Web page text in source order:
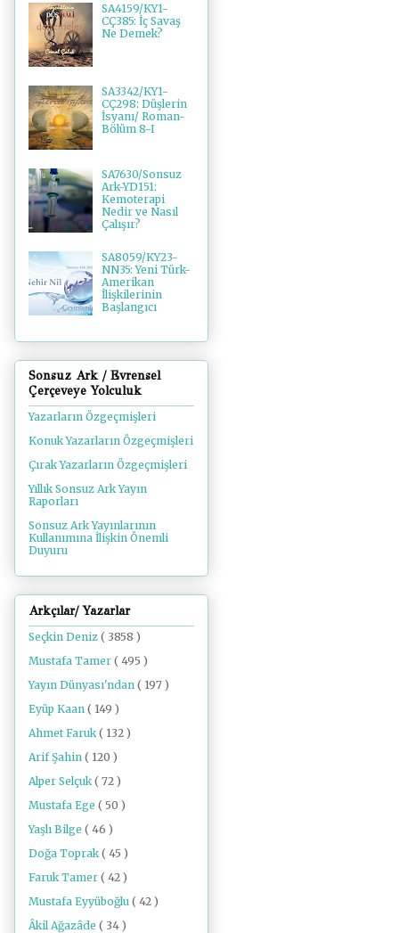
SA4159/KY1-
CÇ385: İç Savaş
Ne Demek?
SA3342/KY1-
CÇ298: Düşlerin
İsyanı/ Roman-
Bölüm 8-I
SA7630/Sonsuz
Ark-YD151:
Kemoterapi
Nedir ve Nasıl
Çalışır?
SA8059/KY23-
NN35: Yeni Türk-
Amerikan
İlişkilerinin
Başlangıcı
Sonsuz Ark / Evrensel
Çerçeveye Yolculuk
Yazarların Özgeçmişleri
Konuk Yazarların Özgeçmişleri
Çırak Yazarların Özgeçmişleri
Yıllık Sonsuz Ark Yayın
Raporları
Sonsuz Ark Yayınlarının
Kullanımına İlişkin Önemli
Duyuru
Arkçılar/ Yazarlar
Seçkin Deniz ( 3858 )
Mustafa Tamer ( 495 )
Yayın Dünyası'ndan ( 197 )
Eyüp Kaan ( 149 )
Ahmet Faruk ( 132 )
Arif Şahin ( 120 )
Alper Selçuk ( 72 )
Mustafa Ege ( 50 )
Yaşlı Bilge ( 46 )
Doğa Toprak ( 45 )
Faruk Tamer ( 42 )
Mustafa Eyyüboğlu ( 42 )
Âkil Ağazâde ( 34 )